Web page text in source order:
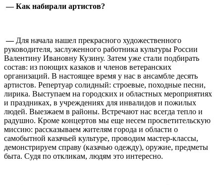
— Как набирали артистов?
— Для начала нашел прекрасного художественного
руководителя, заслуженного работника культуры России
Валентину Ивановну Кузину. Затем уже стали подбирать
состав: из поющих казаков и членов ветеранских
организаций. В настоящее время у нас в ансамбле десять
артистов. Репертуар солидный: строевые, походные песни,
лирика. Выступаем на городских и областных мероприятиях
и праздниках, в учреждениях для инвалидов и пожилых
людей. Выезжаем в районы. Встречают нас всегда тепло и
радушно. Кроме концертов мы еще несем просветительскую
миссию: рассказываем жителям города и области о
самобытной казачьей культуре, проводим мастер-классы,
демонстрируем справу (казачью одежду), оружие, предметы
быта. Судя по откликам, людям это интересно.